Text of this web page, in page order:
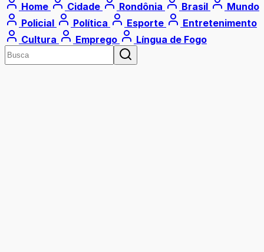
Home Cidade Rondônia Brasil
Mundo
Policial
Política Esporte
Entretenimento
Cultura
Emprego Língua de Fogo